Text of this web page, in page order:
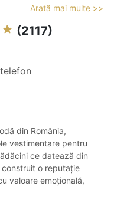
Arată mai multe >>
(2117)
din România,
vestimentare pentru
ce datează din
construit o reputație
valoare emoțională,